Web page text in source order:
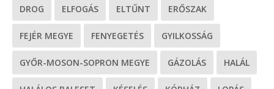
DROG ELFOGÁS ELTŰNT ERŐSZAK
FEJÉR MEGYE FENYEGETÉS GYILKOSSÁG
GYŐR-MOSON-SOPRON MEGYE GÁZOLÁS HALÁL